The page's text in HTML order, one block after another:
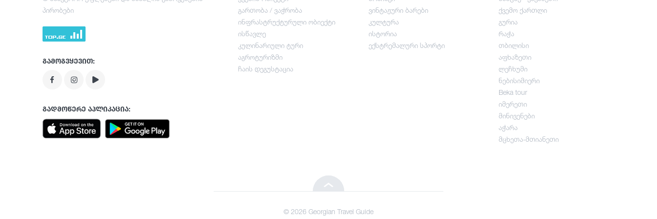
გართობა / ვაჭრობა
ჩაის დეგუსტაცია
გართობა / ვაჭრობა
ინფრასტრუქტურული ობიექტი
ისწავლე
კულინარიული ტური
აგროტურიზმი
ჩაის დეგუსტაცია
ვინტაჟური ბარები
კულტურა
ისტორია
ექსტრემალური სპორტი
ქვემო ქართლი
გურია
რაჭა
თბილისი
აფხაზეთი
ლეჩხუმი
ნებისიმიერი
Beka tour
იმერეთი
მინივენები
აჭარა
მცხეთა-მთიანეთი
პირობები
გამოგვყევით:
გადმოწერე აპლიკაცია:
© 2026 Georgian Travel Guide